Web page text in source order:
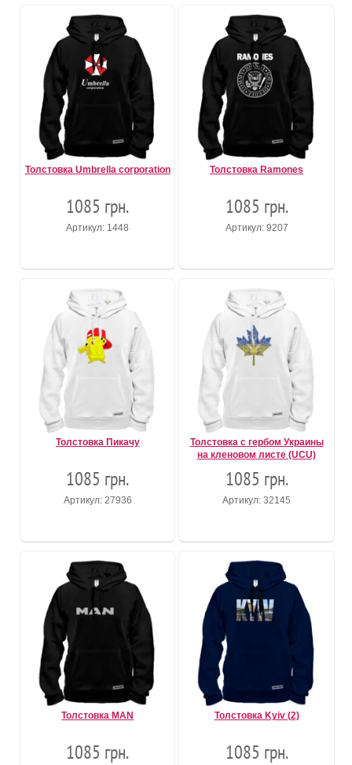
Толстовка Umbrella corporation
1085 грн.
Артикул: 1448
Толстовка Ramones
1085 грн.
Артикул: 9207
Толстовка Пикачу
1085 грн.
Артикул: 27936
Толстовка с гербом Украины
на кленовом листе (UCU)
1085 грн.
Артикул: 32145
Толстовка MAN
1085 грн.
Толстовка Kyiv (2)
1085 грн.